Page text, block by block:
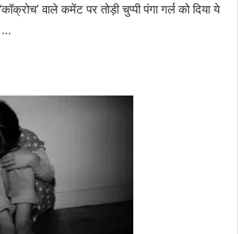
वाले कमेंट पर तोड़ी चुप्पी पंगा गर्ल को दिया ये